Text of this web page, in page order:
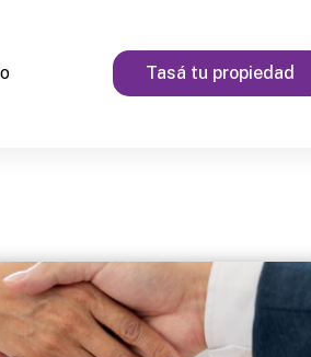
Tasá tu propiedad